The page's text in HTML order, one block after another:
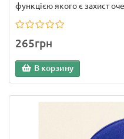
функцією якого є захист
265грн
В корзину